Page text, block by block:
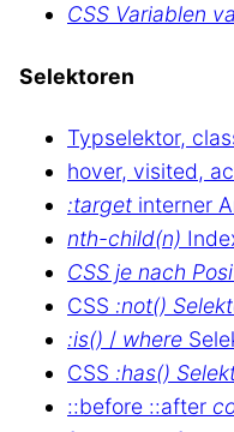
CSS Variablen
Selektoren
Typselektor,
hover, visited,
:target interner
nth-child(n)
CSS je nach
CSS :not()
:is() / where
CSS :has()
::before ::after